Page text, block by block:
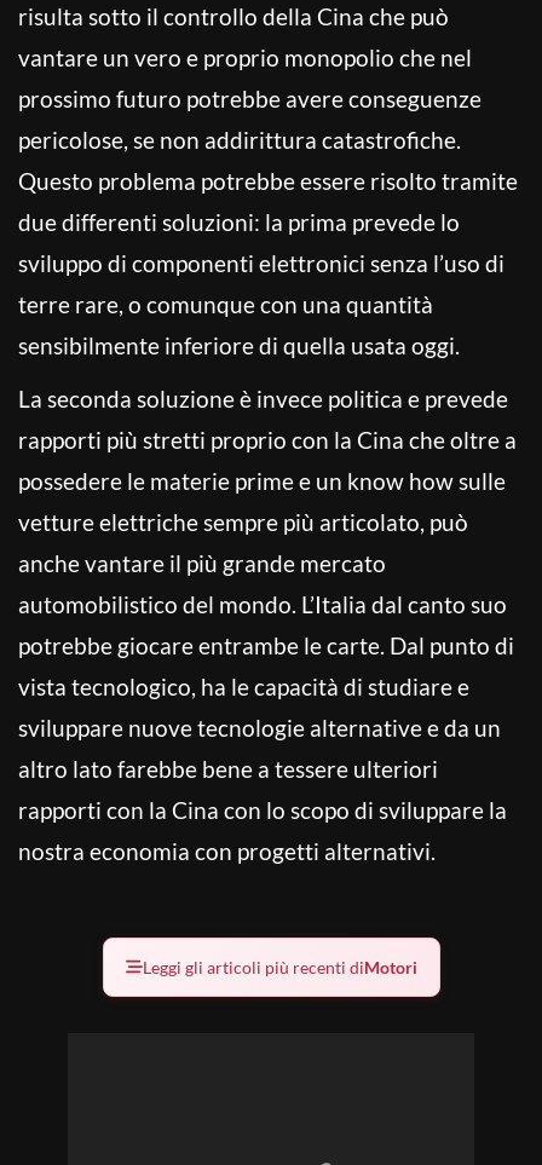
risulta sotto il controllo della Cina che può
vantare un vero e proprio monopolio che nel
prossimo futuro potrebbe avere conseguenze
pericolose, se non addirittura catastrofiche.
Questo problema potrebbe essere risolto tramite
due differenti soluzioni: la prima prevede lo
sviluppo di componenti elettronici senza l’uso di
terre rare, o comunque con una quantità
sensibilmente inferiore di quella usata oggi.
La seconda soluzione è invece politica e prevede
rapporti più stretti proprio con la Cina che oltre a
possedere le materie prime e un know how sulle
vetture elettriche sempre più articolato, può
anche vantare il più grande mercato
automobilistico del mondo. L’Italia dal canto suo
potrebbe giocare entrambe le carte. Dal punto di
vista tecnologico, ha le capacità di studiare e
sviluppare nuove tecnologie alternative e da un
altro lato farebbe bene a tessere ulteriori
rapporti con la Cina con lo scopo di sviluppare la
nostra economia con progetti alternativi.
Leggi gli articoli più recenti diMotori